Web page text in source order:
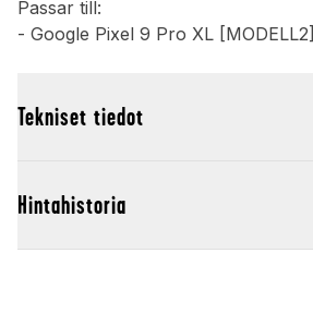
Passar till:
- Google Pixel 9 Pro XL [MODELL2]
Tekniset tiedot
Hintahistoria